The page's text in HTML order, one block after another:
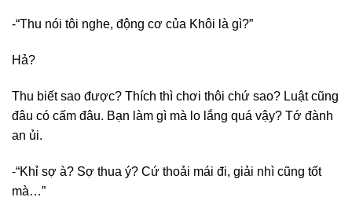
-“Thu nói tôi nghe, động cơ của Khôi là gì?”
Hả?
Thu biết sao được? Thích thì chơi thôi chứ sao? Luật cũng
đâu có cấm đâu. Bạn làm gì mà lo lắng quá vậy? Tớ đành
an ủi.
-“Khỉ sợ à? Sợ thua ý? Cứ thoải mái đi, giải nhì cũng tốt
mà…”